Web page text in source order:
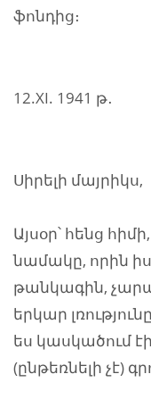
ֆոնդից։
12.XI. 1941 թ․
Սիրելի մայրիկս,
Այսօր՝ հենց
նամակը, որին
թանկագին,
երկար
ես կասկածում
(ընթեռնելի չէ)